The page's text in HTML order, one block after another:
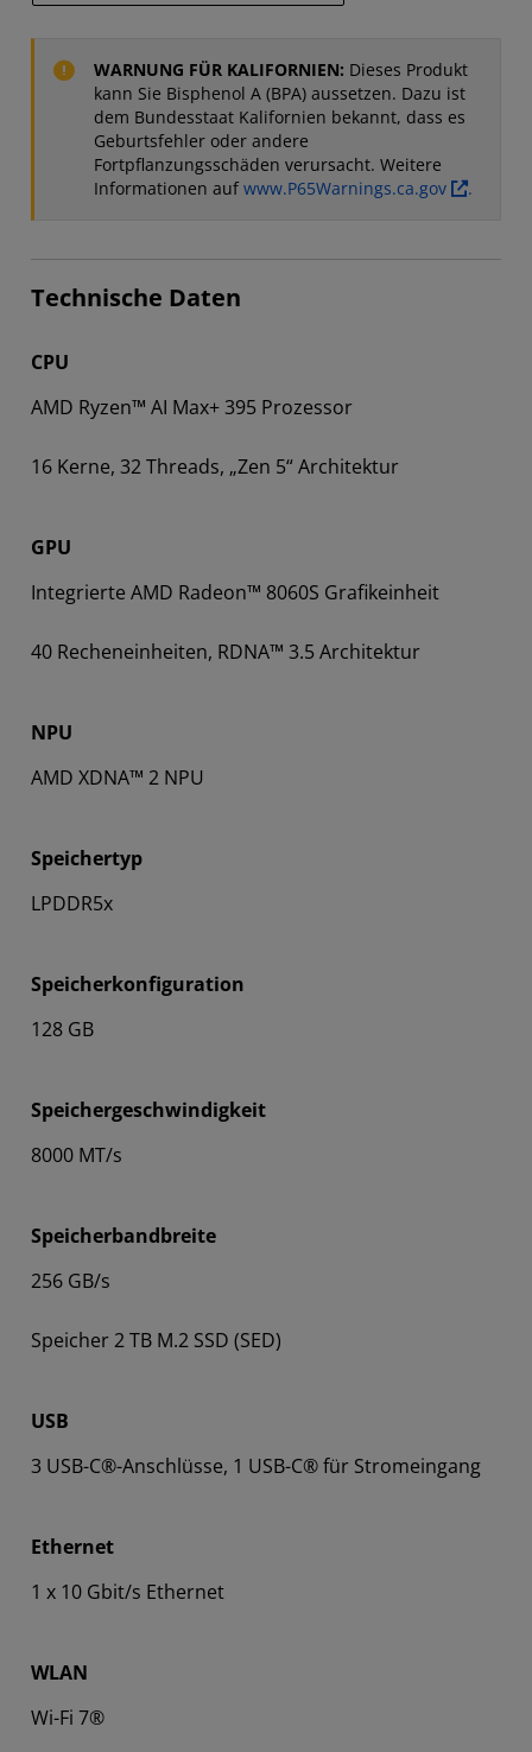
WARNUNG FÜR KALIFORNIEN: Dieses Produkt
kann Sie Bisphenol A (BPA) aussetzen. Dazu ist
dem Bundesstaat Kalifornien bekannt, dass es
Geburtsfehler oder andere
Fortpflanzungsschäden verursacht. Weitere
Informationen auf www.P65Warnings.ca.gov .
Technische Daten
CPU
AMD Ryzen™ AI Max+ 395 Prozessor
16 Kerne, 32 Threads, „Zen 5“ Architektur
GPU
Integrierte AMD Radeon™ 8060S Grafikeinheit
40 Recheneinheiten, RDNA™ 3.5 Architektur
NPU
AMD XDNA™ 2 NPU
Speichertyp
LPDDR5x
Speicherkonfiguration
128 GB
Speichergeschwindigkeit
8000 MT/s
Speicherbandbreite
256 GB/s
Speicher 2 TB M.2 SSD (SED)
USB
3 USB-C®-Anschlüsse, 1 USB-C® für Stromeingang
Ethernet
1 x 10 Gbit/s Ethernet
WLAN
Wi-Fi 7®